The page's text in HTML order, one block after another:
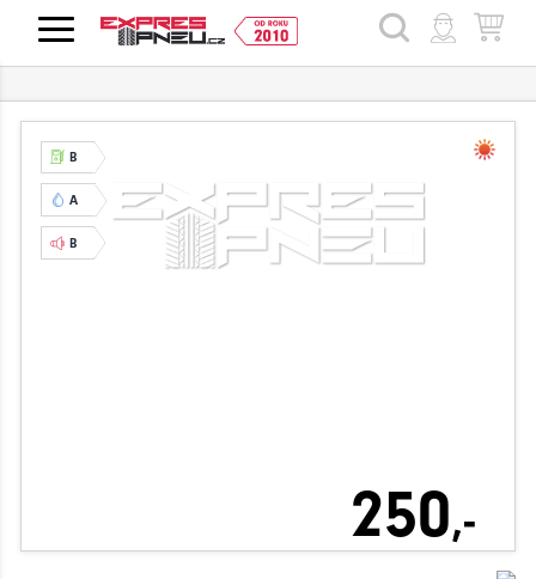
HLEDAT
B
A
B
250,-